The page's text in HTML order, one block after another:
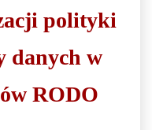
polityki
danych w
RODO